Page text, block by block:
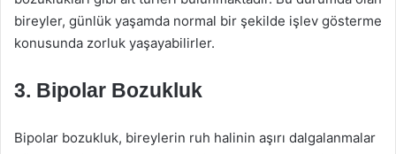
bireyler, günlük yaşamda normal bir şekilde işlev gösterme
konusunda zorluk yaşayabilirler.
3. Bipolar Bozukluk
Bipolar bozukluk, bireylerin ruh halinin aşırı dalgalanmalar